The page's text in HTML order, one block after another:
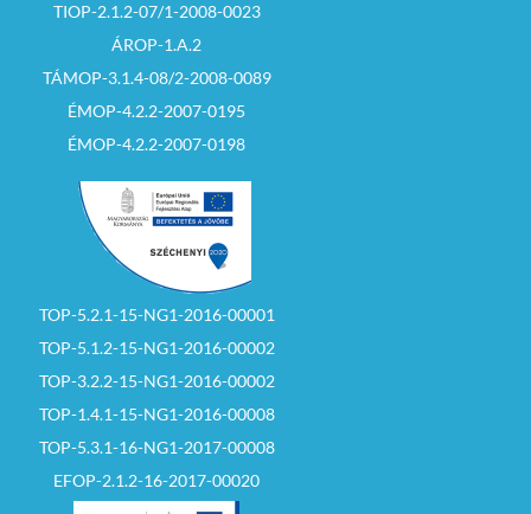
TIOP-2.1.2-07/1-2008-0023
ÁROP-1.A.2
TÁMOP-3.1.4-08/2-2008-0089
ÉMOP-4.2.2-2007-0195
ÉMOP-4.2.2-2007-0198
TOP-5.2.1-15-NG1-2016-00001
TOP-5.1.2-15-NG1-2016-00002
TOP-3.2.2-15-NG1-2016-00002
TOP-1.4.1-15-NG1-2016-00008
TOP-5.3.1-16-NG1-2017-00008
EFOP-2.1.2-16-2017-00020